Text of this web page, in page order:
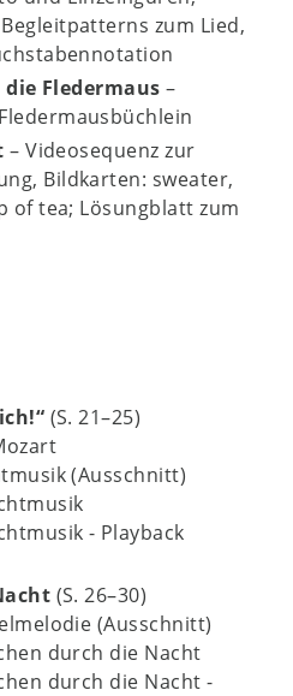
zum Lied,
Fledermaus –
– Videosequenz zur
Bildkarten: sweater,
of tea; Lösungblatt zum
(S. 21–25)
(Ausschnitt)
- Playback
(S. 26–30)
(Ausschnitt)
durch die Nacht
durch die Nacht -